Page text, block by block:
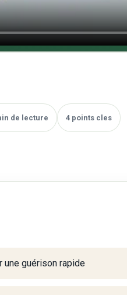
de lecture 4 points cles
une guérison rapide